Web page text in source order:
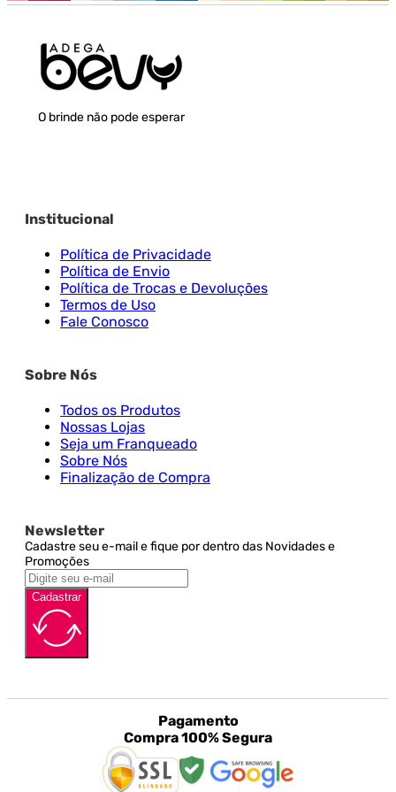
O brinde não pode esperar
Institucional
Política de Privacidade
Política de Envio
Política de Trocas e Devoluções
Termos de Uso
Fale Conosco
Sobre Nós
Todos os Produtos
Nossas Lojas
Seja um Franqueado
Sobre Nós
Finalização de Compra
Newsletter
Cadastre seu e-mail e fique por dentro das Novidades e
Promoções
Cadastrar
Pagamento
Compra 100% Segura